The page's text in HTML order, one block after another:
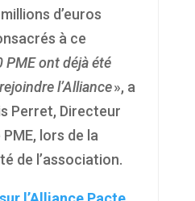
d’euros
à ce
PME ont déjà été
l’Alliance», a
Perret, Directeur
lors de la
de l’association.